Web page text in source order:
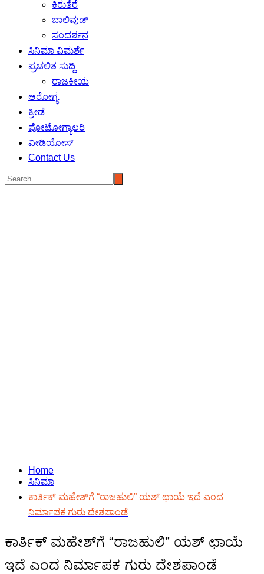
ಕಿರುತೆರೆ
ಬಾಲಿವುಡ್
ಸಂದರ್ಶನ
ಸಿನಿಮಾ ವಿಮರ್ಶೆ
ಪ್ರಚಲಿತ ಸುದ್ದಿ
ರಾಜಕೀಯ
ಆರೋಗ್ಯ
ಕ್ರೀಡೆ
ಫೋಟೋಗ್ಯಾಲರಿ
ವೀಡಿಯೋಸ್
Contact Us
Home
ಸಿನಿಮಾ
ಕಾರ್ತಿಕ್ ಮಹೇಶ್‍ಗೆ “ರಾಜಹುಲಿ” ಯಶ್ ಛಾಯೆ ಇದೆ ಎಂದ
ನಿರ್ಮಾಪಕ ಗುರು ದೇಶಪಾಂಡೆ
ಕಾರ್ತಿಕ್ ಮಹೇಶ್‍ಗೆ “ರಾಜಹುಲಿ” ಯಶ್ ಛಾಯೆ
ಇದೆ ಎಂದ ನಿರ್ಮಾಪಕ ಗುರು ದೇಶಪಾಂಡೆ